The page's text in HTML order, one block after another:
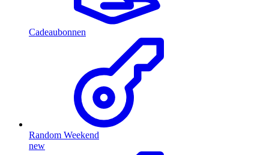
Cadeaubonnen
Random Weekend
new